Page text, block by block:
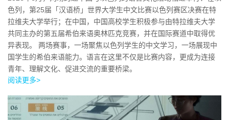
色列，第25届「汉语桥」世界大学生中文比赛以色列赛区决赛在特
拉维夫大学举行；在中国，中国高校学生积极参与由特拉维夫大学
共同主办的第五届希伯来语奥林匹克竞赛，并在国际赛道中取得优
异表现。 两场赛事，一场聚焦以色列学生的中文学习，一场展现中
国学生的希伯来语能力。语言在这里不仅是比赛内容，更成为连接
青年、理解文化、促进交流的重要桥梁。
阅读更多>